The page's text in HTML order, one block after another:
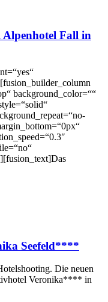
Alpenhotel Fall in
background_color=““
Seefeld****
Die neuen
Veronika**** in